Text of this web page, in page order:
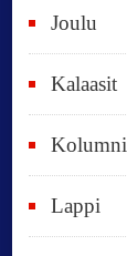
i
k
i
p
Joulu
Kalaasit
Kolumni
Lappi